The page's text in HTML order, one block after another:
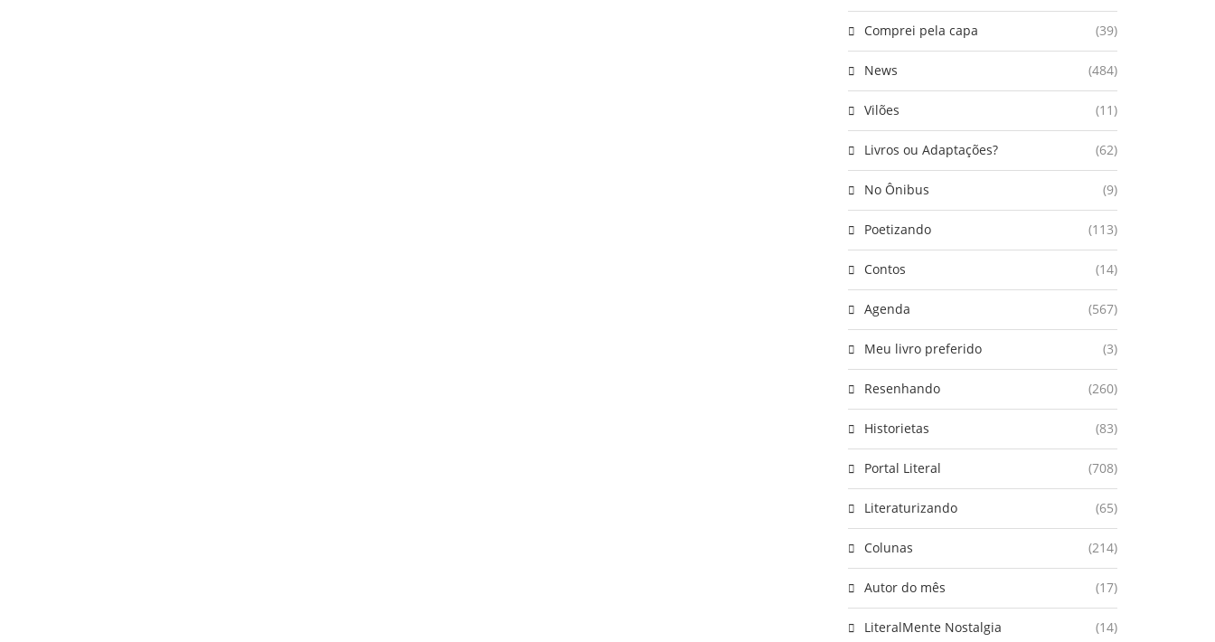
Comprei pela capa (39)
News (484)
Vilões (11)
Livros ou Adaptações? (62)
No Ônibus (9)
Poetizando (113)
Contos (14)
Agenda (567)
Meu livro preferido (3)
Resenhando (260)
Historietas (83)
Portal Literal (708)
Literaturizando (65)
Colunas (214)
Autor do mês (17)
LiteralMente Nostalgia (14)